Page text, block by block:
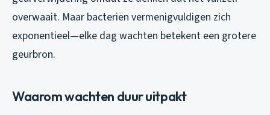
overwaait. Maar bacteriën vermenigvuldigen zich
exponentieel—elke dag wachten betekent een grotere
geurbron.
Waarom wachten duur uitpakt